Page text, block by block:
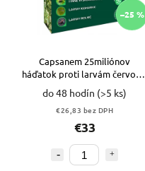
–25 %
Capsanem 25miliónov
háďatok proti larvám červov a
opuchom v pôde VYPR
do 48 hodín (>5 ks)
€26,83 bez DPH
€33